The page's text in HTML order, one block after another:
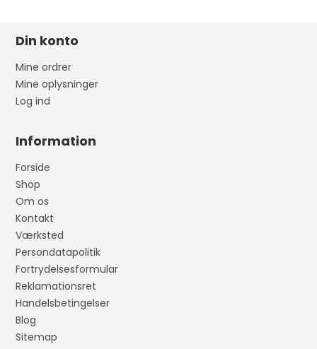
Din konto
Mine ordrer
Mine oplysninger
Log ind
Information
Forside
Shop
Om os
Kontakt
Værksted
Persondatapolitik
Fortrydelsesformular
Reklamationsret
Handelsbetingelser
Blog
Sitemap